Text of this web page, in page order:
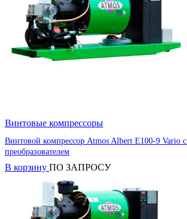
Винтовые компрессоры
Винтовой компрессор Atmos Albert E100-9 Vario
преобразователем
В корзину ПО ЗАПРОСУ